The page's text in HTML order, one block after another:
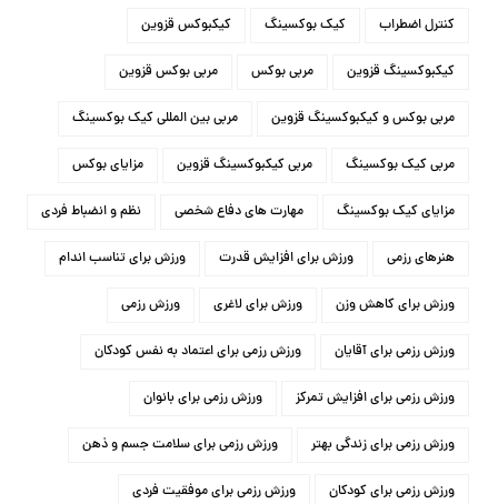
کنترل اضطراب کیک بوکسینگ کیکبوکس قزوین
کیکبوکسینگ قزوین مربی بوکس مربی بوکس قزوین
مربی بوکس و کیکبوکسینگ قزوین مربی بین المللی کیک بوکسینگ
مربی کیک بوکسینگ مربی کیکبوکسینگ قزوین مزایای بوکس
مزایای کیک بوکسینگ مهارت های دفاع شخصی نظم و انضباط فردی
هنرهای رزمی ورزش برای افزایش قدرت ورزش برای تناسب اندام
ورزش برای کاهش وزن ورزش برای لاغری ورزش رزمی
ورزش رزمی برای آقایان ورزش رزمی برای اعتماد به نفس کودکان
ورزش رزمی برای افزایش تمرکز ورزش رزمی برای بانوان
ورزش رزمی برای زندگی بهتر ورزش رزمی برای سلامت جسم و ذهن
ورزش رزمی برای کودکان ورزش رزمی برای موفقیت فردی